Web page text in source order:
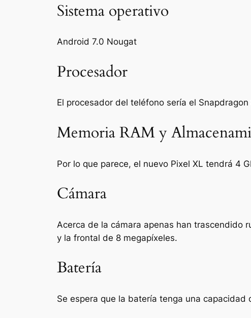
Sistema operativo
Android 7.0 Nougat
Procesador
El procesador del teléfono sería el Snapdragon
Memoria RAM y
Por lo que parece, el nuevo Pixel XL tendrá 4
Cámara
Acerca de la cámara apenas han trascendido
y la frontal de 8 megapíxeles.
Batería
Se espera que la batería tenga una capacidad